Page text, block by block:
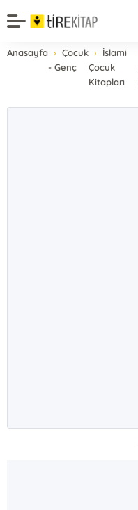
Anasayfa
Çocuk
- Genç
İslami
Çocuk
Kitapları